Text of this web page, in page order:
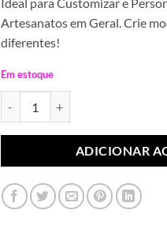
Artesanatos em Geral. Crie
diferentes!
Em estoque
ADICIONAR